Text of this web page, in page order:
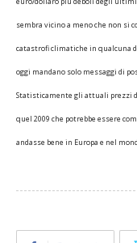
sembra vicino a meno che non si
catastrofi climatiche in qualcuna
oggi mandano solo messaggi di
Statisticamente gli attuali prezzi
quel 2009 che potrebbe essere
andasse bene in Europa e nel